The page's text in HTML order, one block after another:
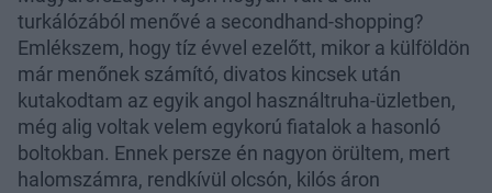
turkálózából menővé a secondhand-shopping?
Emlékszem, hogy tíz évvel ezelőtt, mikor a külföldön
már menőnek számító, divatos kincsek után
kutakodtam az egyik angol használtruha-üzletben,
még alig voltak velem egykorú fiatalok a hasonló
boltokban. Ennek persze én nagyon örültem, mert
halomszámra, rendkívül olcsón, kilós áron